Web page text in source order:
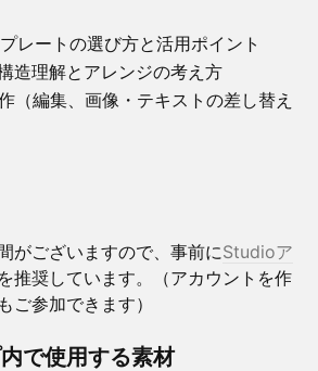
レートの選び方と活用ポイント
造理解とアレンジの考え方
（編集、画像・テキストの差し替え
がございますので、事前にStudioア
を推奨しています。（アカウントを作
ご参加できます）
で使用する素材